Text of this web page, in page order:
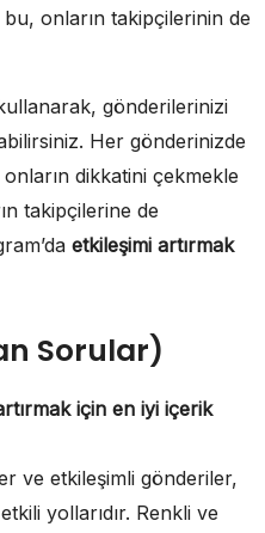
onların takipçilerinin de
gönderilerinizi
Her gönderinizde
onların dikkatini çekmekle
takipçilerine de
etkileşimi artırmak
Sorular)
için en iyi içerik
ve etkileşimli gönderiler,
yollarıdır. Renkli ve